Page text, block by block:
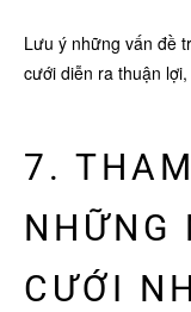
Lưu ý những vấn đề
cưới diễn ra thuận
7.
NHỮNG
CƯỚI